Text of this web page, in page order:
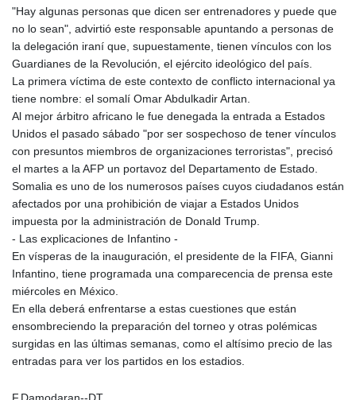
PGK 5.170149
PHP 70.148769
PKR 320.189388
PLN 4.30117
PYG 6876.93715
QAR 4.215887
RON 5.244777
RSD 117.358631
RUB 93.515578
RWF 1693.938243
SAR 4.333626
SBD 9.317771
SDG 693.483603
SEK 10.953417
SGD 1.479663
SLE 28.408276
SOS 659.009126
SRD 43.501064
STD 23903.162464
"Hay algunas personas que dicen ser entrenadores y puede que
no lo sean", advirtió este responsable apuntando a personas de
la delegación iraní que, supuestamente, tienen vínculos con los
Guardianes de la Revolución, el ejército ideológico del país.
La primera víctima de este contexto de conflicto internacional ya
tiene nombre: el somalí Omar Abdulkadir Artan.
Al mejor árbitro africano le fue denegada la entrada a Estados
Unidos el pasado sábado "por ser sospechoso de tener vínculos
con presuntos miembros de organizaciones terroristas", precisó
el martes a la AFP un portavoz del Departamento de Estado.
Somalia es uno de los numerosos países cuyos ciudadanos están
afectados por una prohibición de viajar a Estados Unidos
impuesta por la administración de Donald Trump.
- Las explicaciones de Infantino -
En vísperas de la inauguración, el presidente de la FIFA, Gianni
Infantino, tiene programada una comparecencia de prensa este
miércoles en México.
En ella deberá enfrentarse a estas cuestiones que están
ensombreciendo la preparación del torneo y otras polémicas
surgidas en las últimas semanas, como el altísimo precio de las
entradas para ver los partidos en los estadios.